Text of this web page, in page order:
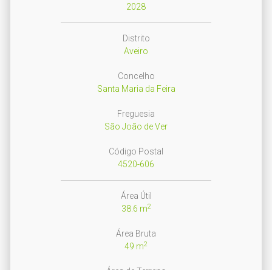
2028
Distrito
Aveiro
Concelho
Santa Maria da Feira
Freguesia
São João de Ver
Código Postal
4520-606
Área Útil
38.6 m2
Área Bruta
49 m2